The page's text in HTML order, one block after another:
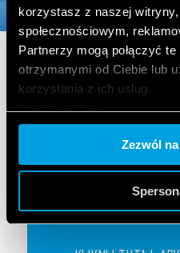
korzystasz z naszej
społecznościowym,
Partnerzy mogą połączyć
otrzymanymi od Ciebie lub
korzystania z ich usług.
Zezwól
ROZBUDOWA I
Przekaźniki ze
certyfikatem SIL
certyfikatem